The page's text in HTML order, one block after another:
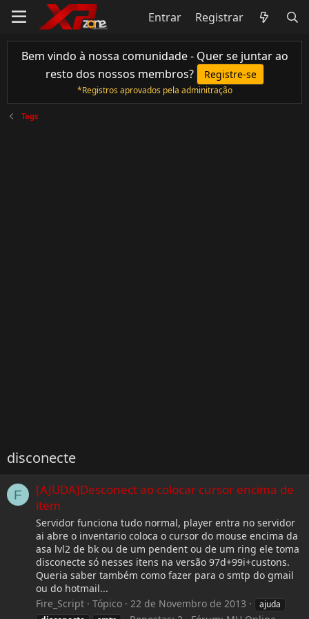
Entrar Registrar
Bem vindo à nossa comunidade - Quer se juntar ao
resto dos nossos membros?
Registre-se
*Registros aprovados pela adminitração
Tags
disconecte
F
[AJUDA]Desconect ao colocar cursor encima de
item
Servidor funciona tudo normal, player entra no servidor
ai abre o inventario coloca o cursor do mouse encima da
asa lvl2 de bk ou de um pendent ou de um ring ele toma
disconecte só nesses itens na versão 97d+99i+custons.
Queria saber também como fazer para o smtp do gmail
ou do hotmail...
Fire_Script
Tópico 22 de Novembro de 2013
ajuda